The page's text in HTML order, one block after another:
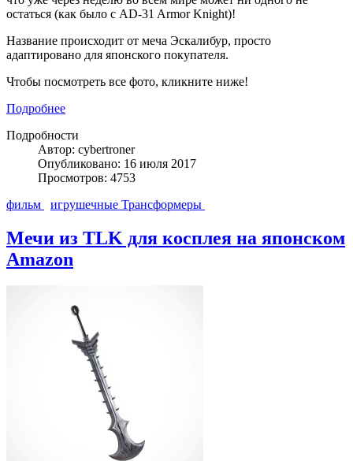
остаться (как было с AD-31 Armor Knight)!
Название происходит от меча Эскалибур, просто
адаптировано для японского покупателя.
Чтобы посмотреть все фото, кликните ниже!
Подробнее
Подробности
Автор: cybertroner
Опубликовано: 16 июля 2017
Просмотров: 4753
фильм
игрушечные Трансформеры
Мечи из TLK для косплея на японском
Amazon